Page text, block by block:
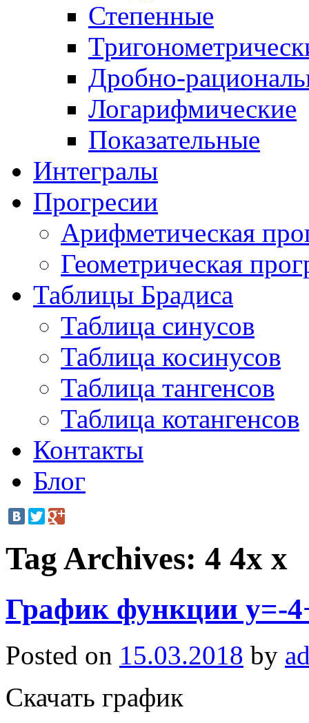
Степенные
Дробно-
Логарифмические
Показательные
Интегралы
Прогресии
Арифметическая
Геометрическая
Таблицы Брадиса
Таблица синусов
Таблица косинусов
Таблица тангенсов
Таблица котангенсов
Контакты
Блог
Tag Archives: 4 4x x
График функции y=-
Posted on 15.03.2018 by
Скачать график